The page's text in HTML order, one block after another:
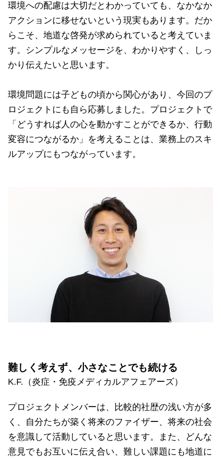
環境への配慮は大切だとわかっていても、なかなか
アクションに移せないという現実もあります。だか
らこそ、地道な啓発が求められていると考えていま
す。シンプルなメッセージを、わかりやすく、しっ
かり伝えたいと思います。
環境問題には子どもの頃から関心があり、今回のプ
ロジェクトにも自ら応募しました。プロジェクトで
「どうすれば人の心を動かすことができるか、行動
変容につながるか」を考えることは、業務上のスキ
ルアップにもつながっています。
難しく考えず、小さなことでも続ける
K.F.（炎症・免疫メディカルアフェアーズ）
プロジェクトメンバーは、比較的社歴の浅い方が多
く、自分たちが築く将来のファイザー、将来の社会
を意識して活動していると思います。また、どんな
意見でもお互いに伝え合い、難しい課題にも地道に